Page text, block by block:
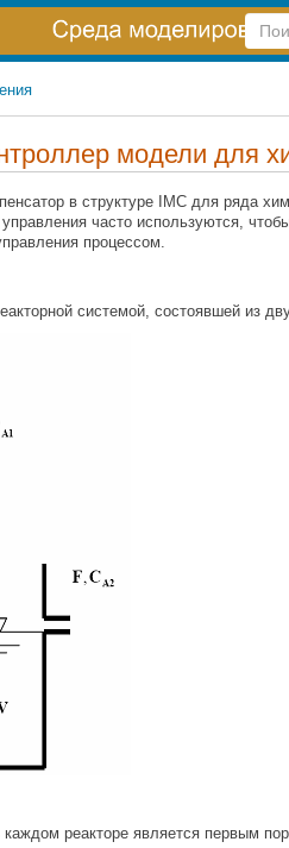
по
модели для
в структуре IMC для ряда
часто используются,
процессом.
системой, состоявшей из
реакторе является первым